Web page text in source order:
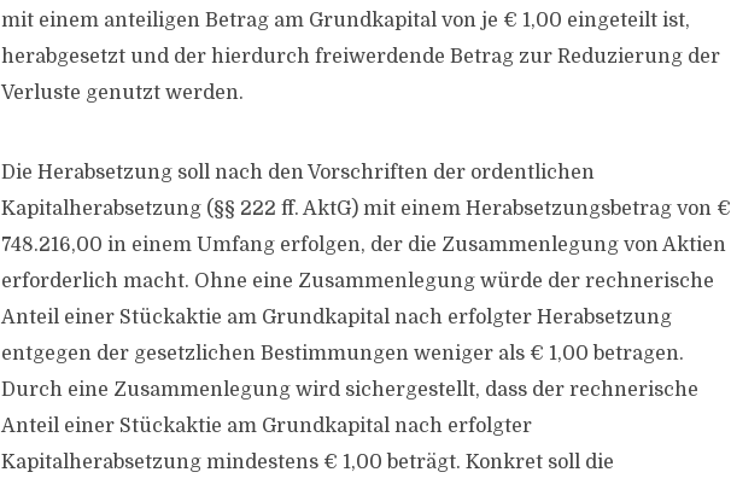
mit einem anteiligen Betrag am Grundkapital von je € 1,00 eingeteilt ist,
herabgesetzt und der hierdurch freiwerdende Betrag zur Reduzierung der
Verluste genutzt werden.
Die Herabsetzung soll nach den Vorschriften der ordentlichen
Kapitalherabsetzung (§§ 222 ff. AktG) mit einem Herabsetzungsbetrag von €
748.216,00 in einem Umfang erfolgen, der die Zusammenlegung von Aktien
erforderlich macht. Ohne eine Zusammenlegung würde der rechnerische
Anteil einer Stückaktie am Grundkapital nach erfolgter Herabsetzung
entgegen der gesetzlichen Bestimmungen weniger als € 1,00 betragen.
Durch eine Zusammenlegung wird sichergestellt, dass der rechnerische
Anteil einer Stückaktie am Grundkapital nach erfolgter
Kapitalherabsetzung mindestens € 1,00 beträgt. Konkret soll die